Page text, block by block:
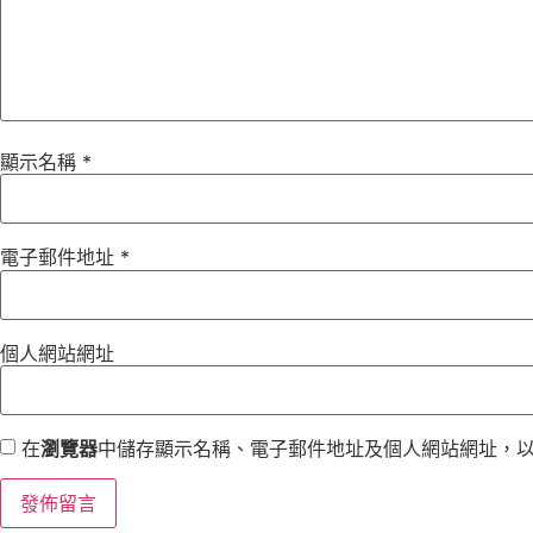
顯示名稱 *
電子郵件地址 *
個人網站網址
在瀏覽器中儲存顯示名稱、電子郵件地址及個人網站網址，